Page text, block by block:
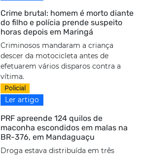
Crime brutal: homem é morto diante
do filho e polícia prende suspeito
horas depois em Maringá
Criminosos mandaram a criança
descer da motocicleta antes de
efetuarem vários disparos contra a
vítima.
Policial
Ler artigo
PRF apreende 124 quilos de
maconha escondidos em malas na
BR-376, em Mandaguaçu
Droga estava distribuída em três